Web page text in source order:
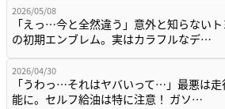
2026/05/08
「えっ…今と全然違う」意外と知らないト
の初期エンブレム。実はカラフルなデ…
2026/04/30
「うわっ…それはヤバいって…」最悪は走
能に。セルフ給油は特に注意！ ガソ…